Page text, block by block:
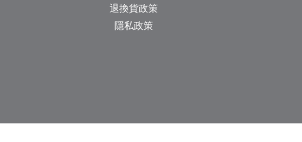
退換貨政策
隱私政策